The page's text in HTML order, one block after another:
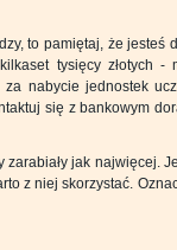
to pamiętaj, że jesteś
tysięcy złotych -
nabycie jednostek
się z bankowym
jak najwięcej.
z niej skorzystać.